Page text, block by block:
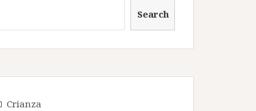
Search
Crianza